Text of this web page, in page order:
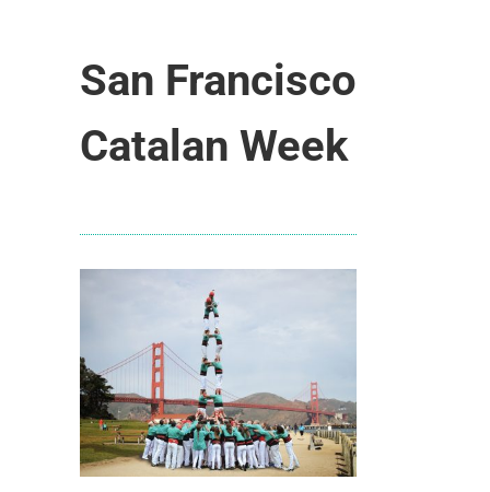
San Francisco
Catalan Week